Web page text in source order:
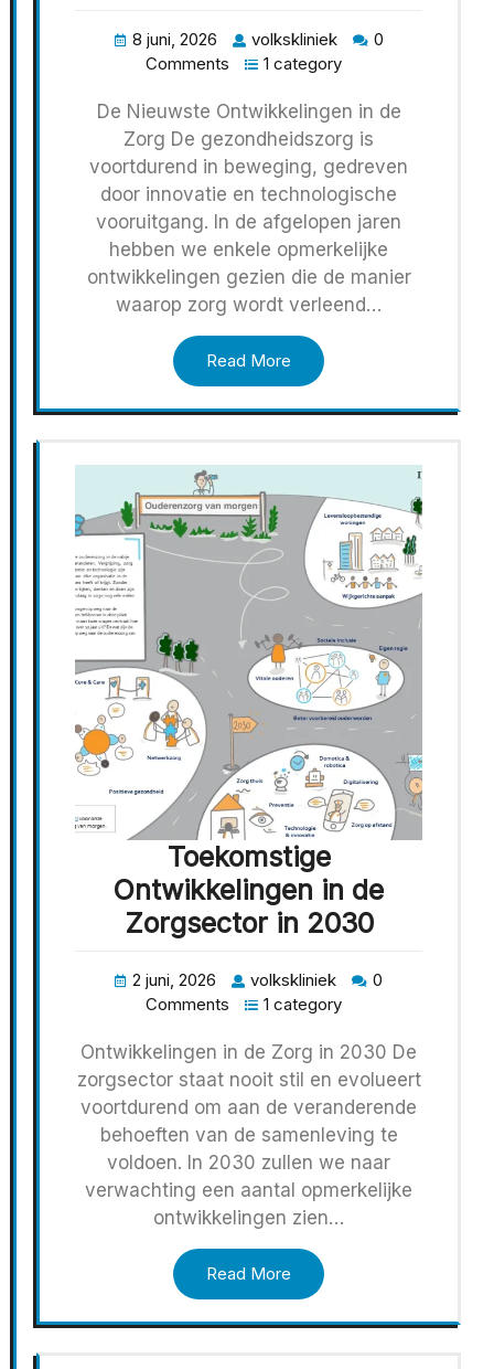
8 juni, 2026 volkskliniek
0
Comments
1 category
De Nieuwste Ontwikkelingen in de
Zorg De gezondheidszorg is
voortdurend in beweging, gedreven
door innovatie en technologische
vooruitgang. In de afgelopen jaren
hebben we enkele opmerkelijke
ontwikkelingen gezien die de manier
waarop zorg wordt verleend…
Read More
Toekomstige
Ontwikkelingen in de
Zorgsector in 2030
2 juni, 2026 volkskliniek
0
Comments
1 category
Ontwikkelingen in de Zorg in 2030 De
zorgsector staat nooit stil en evolueert
voortdurend om aan de veranderende
behoeften van de samenleving te
voldoen. In 2030 zullen we naar
verwachting een aantal opmerkelijke
ontwikkelingen zien…
Read More